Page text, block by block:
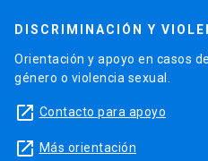
DISCRIMINACIÓN Y
Orientación y apoyo en casos
género o violencia sexual.
launch Contacto para apoyo
launch Más orientación